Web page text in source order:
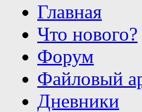
Главная
Что нового?
Форум
Файловый
Дневники